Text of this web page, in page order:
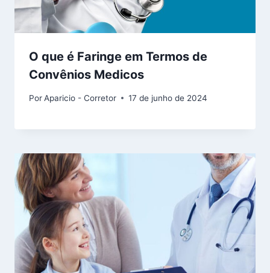
O que é Faringe em Termos de
Convênios Medicos
PorAparicio - Corretor 17 de junho de 2024